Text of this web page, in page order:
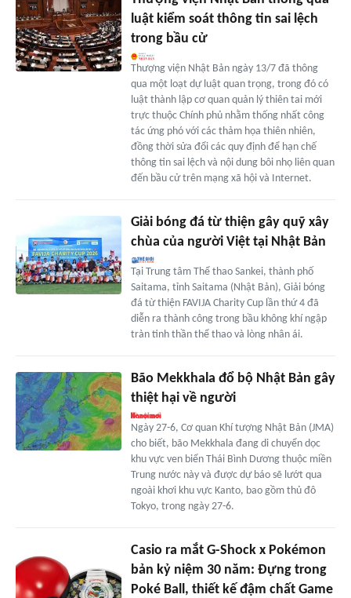
luật kiểm soát thông tin sai lệch
trong bầu cử
Thượng viện Nhật Bản ngày 13/7 đã thông
qua một loạt dự luật quan trọng, trong đó có
luật thành lập cơ quan quản lý thiên tai mới
trực thuộc Chính phủ nhằm thống nhất công
tác ứng phó với các thảm họa thiên nhiên,
đồng thời sửa đổi các quy định để hạn chế
thông tin sai lệch và nội dung bôi nhọ liên quan
đến bầu cử trên mạng xã hội và Internet.
Giải bóng đá từ thiện gây quỹ xây
chùa của người Việt tại Nhật Bản
Tại Trung tâm Thể thao Sankei, thành phố
Saitama, tỉnh Saitama (Nhật Bản), Giải bóng
đá từ thiện FAVIJA Charity Cup lần thứ 4 đã
diễn ra thành công trong bầu không khí ngập
tràn tinh thần thể thao và lòng nhân ái.
Bão Mekkhala đổ bộ Nhật Bản gây
thiệt hại về người
Ngày 27-6, Cơ quan Khí tượng Nhật Bản (JMA)
cho biết, bão Mekkhala đang di chuyển dọc
khu vực ven biển Thái Bình Dương thuộc miền
Trung nước này và được dự báo sẽ lướt qua
ngoài khơi khu vực Kanto, bao gồm thủ đô
Tokyo, trong ngày 27-6.
Casio ra mắt G-Shock x Pokémon
bản kỷ niệm 30 năm: Đựng trong
Poké Ball, thiết kế đậm chất Game